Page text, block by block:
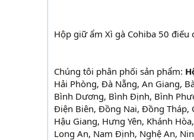
Hộp giữ ẩm Xì gà Cohiba 50 điếu
Chúng tôi phân phối sản phẩm:
Hải Phòng, Đà Nẵng, An Giang,
Bình Dương, Bình Định, Bình
Điện Biên, Đồng Nai, Đồng Tháp,
Hậu Giang, Hưng Yên, Khánh
Long An, Nam Định, Nghệ An,